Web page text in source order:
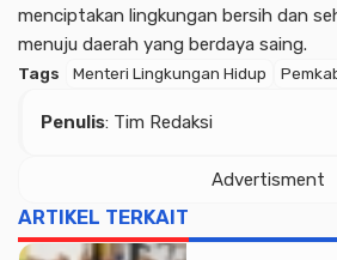
menciptakan lingkungan bersih dan
menuju daerah yang berdaya saing.
Tags Menteri Lingkungan Hidup
Penulis: Tim Redaksi
Advertisment
ARTIKEL TERKAIT